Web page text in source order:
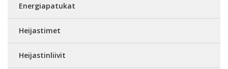
Energiapatukat
Heijastimet
Heijastinliivit